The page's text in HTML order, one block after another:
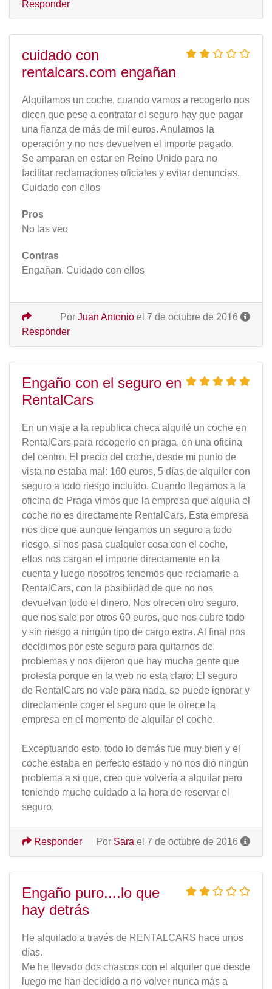
Responder
cuidado con
rentalcars.com engañan
Alquilamos un coche, cuando vamos a recogerlo nos
dicen que pese a contratar el seguro hay que pagar
una fianza de más de mil euros. Anulamos la
operación y no nos devuelven el importe pagado.
Se amparan en estar en Reino Unido para no
facilitar reclamaciones oficiales y evitar denuncias.
Cuidado con ellos
Pros
No las veo
Contras
Engañan. Cuidado con ellos
Por Juan Antonio el 7 de octubre de 2016
Responder
Engaño con el seguro en
RentalCars
En un viaje a la republica checa alquilé un coche en
RentalCars para recogerlo en praga, en una oficina
del centro. El precio del coche, desde mi punto de
vista no estaba mal: 160 euros, 5 días de alquiler con
seguro a todo riesgo incluido. Cuando llegamos a la
oficina de Praga vimos que la empresa que alquila el
coche no es directamente RentalCars. Esta empresa
nos dice que aunque tengamos un seguro a todo
riesgo, si nos pasa cualquier cosa con el coche,
ellos nos cargan el importe directamente en la
cuenta y luego nosotros tenemos que reclamarle a
RentalCars, con la posiblidad de que no nos
devuelvan todo el dinero. Nos ofrecen otro seguro,
que nos sale por otros 60 euros, que nos cubre todo
y sin riesgo a ningún tipo de cargo extra. Al final nos
decidimos por este seguro para quitarnos de
problemas y nos dijeron que hay mucha gente que
protesta porque en la web no esta claro: El seguro
de RentalCars no vale para nada, se puede ignorar y
directamente coger el seguro que te ofrece la
empresa en el momento de alquilar el coche.
Exceptuando esto, todo lo demás fue muy bien y el
coche estaba en perfecto estado y no nos dió ningún
problema a si que, creo que volvería a alquilar pero
teniendo mucho cuidado a la hora de reservar el
seguro.
Por Sara el 7 de octubre de 2016
Responder
Engaño puro....lo que
hay detrás
He alquilado a través de RENTALCARS hace unos
días.
Me he llevado dos chascos con el alquiler que desde
luego me han decidido a no volver nunca más a